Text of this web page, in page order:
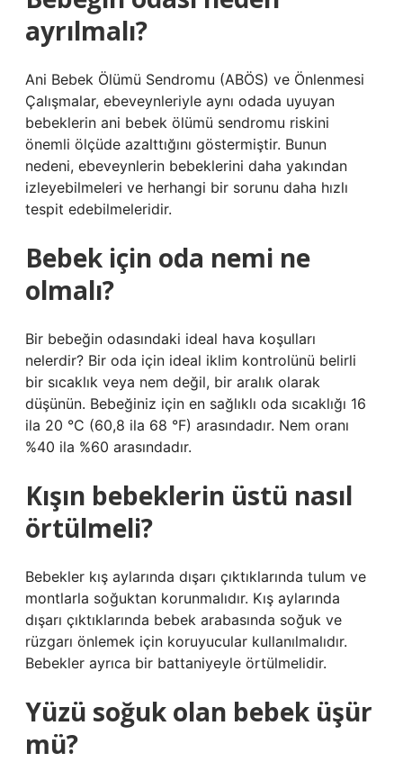
ayrılmalı?
Ani Bebek Ölümü Sendromu (ABÖS) ve Önlenmesi
Çalışmalar, ebeveynleriyle aynı odada uyuyan
bebeklerin ani bebek ölümü sendromu riskini
önemli ölçüde azalttığını göstermiştir. Bunun
nedeni, ebeveynlerin bebeklerini daha yakından
izleyebilmeleri ve herhangi bir sorunu daha hızlı
tespit edebilmeleridir.
Bebek için oda nemi ne
olmalı?
Bir bebeğin odasındaki ideal hava koşulları
nelerdir? Bir oda için ideal iklim kontrolünü belirli
bir sıcaklık veya nem değil, bir aralık olarak
düşünün. Bebeğiniz için en sağlıklı oda sıcaklığı 16
ila 20 °C (60,8 ila 68 °F) arasındadır. Nem oranı
%40 ila %60 arasındadır.
Kışın bebeklerin üstü nasıl
örtülmeli?
Bebekler kış aylarında dışarı çıktıklarında tulum ve
montlarla soğuktan korunmalıdır. Kış aylarında
dışarı çıktıklarında bebek arabasında soğuk ve
rüzgarı önlemek için koruyucular kullanılmalıdır.
Bebekler ayrıca bir battaniyeyle örtülmelidir.
Yüzü soğuk olan bebek üşür
mü?